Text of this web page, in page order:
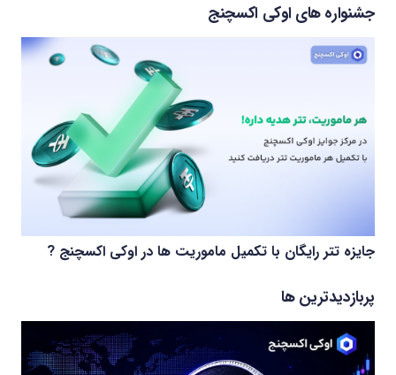
جشنواره های اوکی اکسچنج
جایزه تتر رایگان با تکمیل ماموریت ها در اوکی اکسچنج ?
پربازدیدترین ها